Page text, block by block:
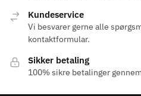
vælges
Kundeservice
Vi besvarer gerne alle
kontaktformular.
Sikker betaling
100% sikre betalinger